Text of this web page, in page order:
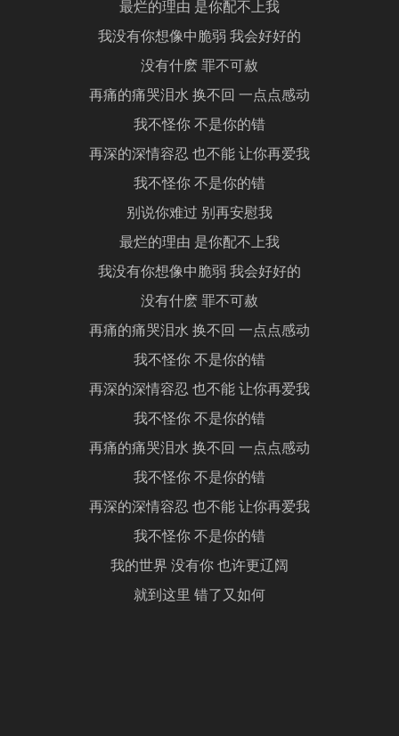
最烂的理由 是你配不上我
我没有你想像中脆弱 我会好好的
没有什麽 罪不可赦
再痛的痛哭泪水 换不回 一点点感动
我不怪你 不是你的错
再深的深情容忍 也不能 让你再爱我
我不怪你 不是你的错
别说你难过 别再安慰我
最烂的理由 是你配不上我
我没有你想像中脆弱 我会好好的
没有什麽 罪不可赦
再痛的痛哭泪水 换不回 一点点感动
我不怪你 不是你的错
再深的深情容忍 也不能 让你再爱我
我不怪你 不是你的错
再痛的痛哭泪水 换不回 一点点感动
我不怪你 不是你的错
再深的深情容忍 也不能 让你再爱我
我不怪你 不是你的错
我的世界 没有你 也许更辽阔
就到这里 错了又如何